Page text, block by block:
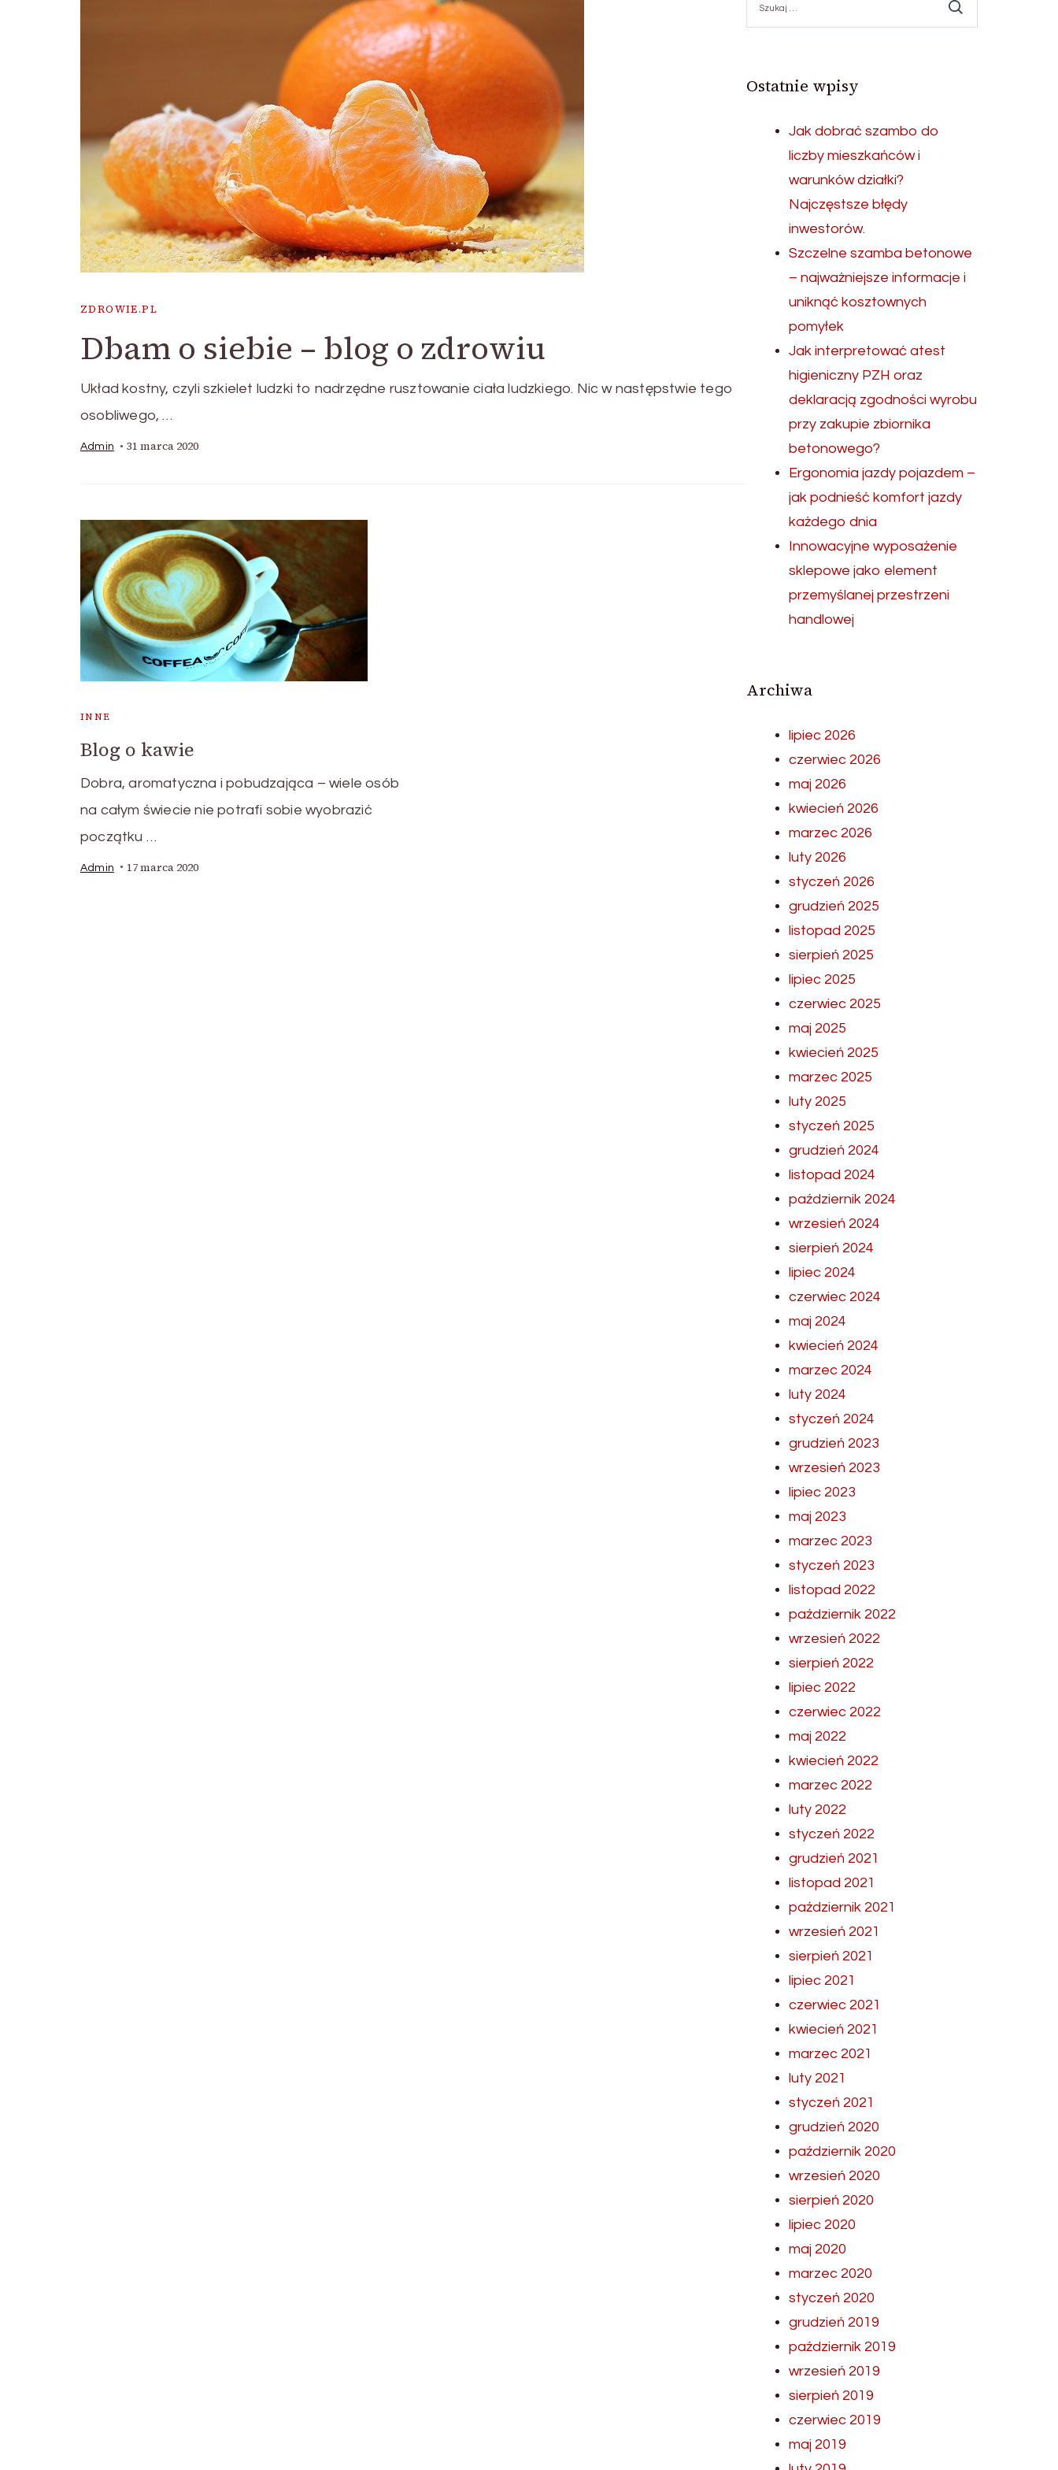
ZDROWIE.PL
Dbam o siebie – blog o zdrowiu
Układ kostny, czyli szkielet ludzki to nadrzędne rusztowanie ciała ludzkiego. Nic w następstwie tego
osobliwego, …
Admin 31 marca 2020
INNE
Blog o kawie
Dobra, aromatyczna i pobudzająca – wiele osób
na całym świecie nie potrafi sobie wyobrazić
początku …
Admin 17 marca 2020
Ostatnie wpisy
Jak dobrać szambo do
liczby mieszkańców i
warunków działki?
Najczęstsze błędy
inwestorów.
Szczelne szamba betonowe
– najważniejsze informacje i
uniknąć kosztownych
pomyłek
Jak interpretować atest
higieniczny PZH oraz
deklaracją zgodności wyrobu
przy zakupie zbiornika
betonowego?
Ergonomia jazdy pojazdem –
jak podnieść komfort jazdy
każdego dnia
Innowacyjne wyposażenie
sklepowe jako element
przemyślanej przestrzeni
handlowej
Archiwa
lipiec 2026
czerwiec 2026
maj 2026
kwiecień 2026
marzec 2026
luty 2026
styczeń 2026
grudzień 2025
listopad 2025
sierpień 2025
lipiec 2025
czerwiec 2025
maj 2025
kwiecień 2025
marzec 2025
luty 2025
styczeń 2025
grudzień 2024
listopad 2024
październik 2024
wrzesień 2024
sierpień 2024
lipiec 2024
czerwiec 2024
maj 2024
kwiecień 2024
marzec 2024
luty 2024
styczeń 2024
grudzień 2023
wrzesień 2023
lipiec 2023
maj 2023
marzec 2023
styczeń 2023
listopad 2022
październik 2022
wrzesień 2022
sierpień 2022
lipiec 2022
czerwiec 2022
maj 2022
kwiecień 2022
marzec 2022
luty 2022
styczeń 2022
grudzień 2021
listopad 2021
październik 2021
wrzesień 2021
sierpień 2021
lipiec 2021
czerwiec 2021
kwiecień 2021
marzec 2021
luty 2021
styczeń 2021
grudzień 2020
październik 2020
wrzesień 2020
sierpień 2020
lipiec 2020
maj 2020
marzec 2020
styczeń 2020
grudzień 2019
październik 2019
wrzesień 2019
sierpień 2019
czerwiec 2019
maj 2019